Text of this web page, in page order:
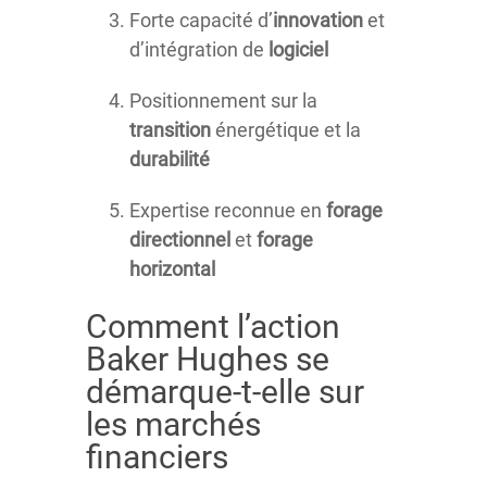
Forte capacité d’innovationet
d’intégration de logiciel
Positionnement sur la
transitionénergétique et la
durabilité
Expertise reconnue en forage
directionnel etforage
horizontal
Comment l’action
Baker Hughes se
démarque-t-elle sur
les marchés
financiers